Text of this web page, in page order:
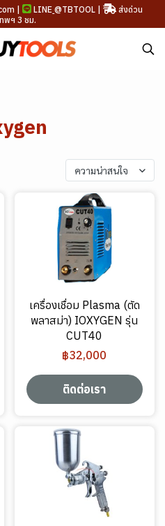
| LINE @TBTOOL |
ส่งด่วน
พฯ 3 ชม.
ความน่าสนใจ
เครื่องเชื่อม Plasma (ตัด
พลาสม่า) IOXYGEN รุ่น
CUT40
฿32,000
ติดต่อเรา